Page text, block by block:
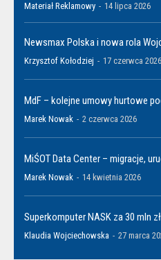
Materiał Reklamowy - 14 lipca 2026
Newsmax Polska i nowa rola
Krzysztof Kołodziej - 17 czerwca 2026
MdF – kolejne umowy hurtowe
Marek Nowak - 2 czerwca 2026
MiŚOT Data Center – migracje,
Marek Nowak - 14 kwietnia 2026
Superkomputer NASK za 30 mln
Klaudia Wojciechowska - 27 marca